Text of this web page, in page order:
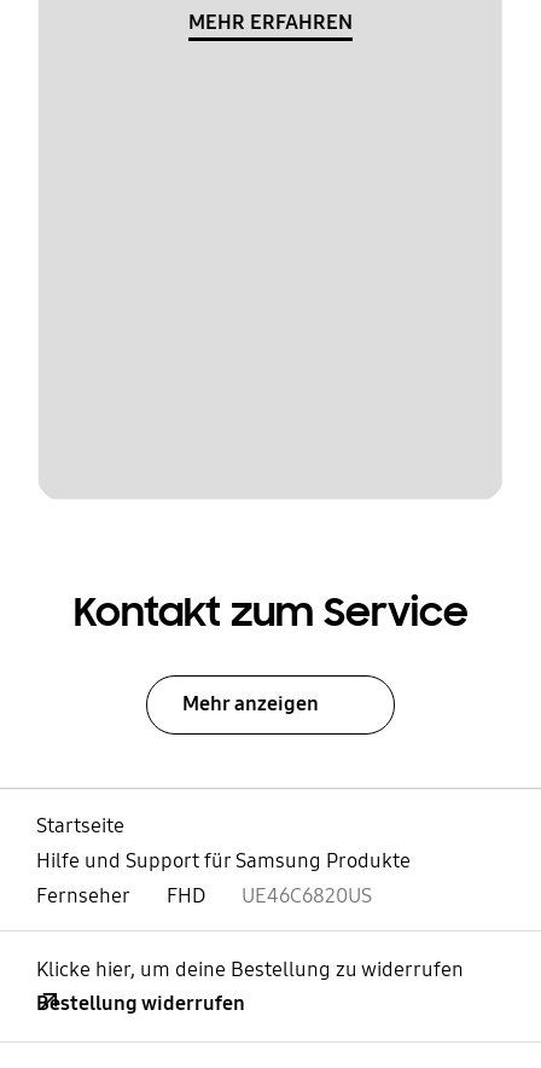
MEHR ERFAHREN
Kontakt zum Service
Mehr anzeigen
Startseite
Hilfe und Support für Samsung Produkte
Fernseher
FHD UE46C6820US
Klicke hier, um deine Bestellung zu widerrufen
Bestellung widerrufen